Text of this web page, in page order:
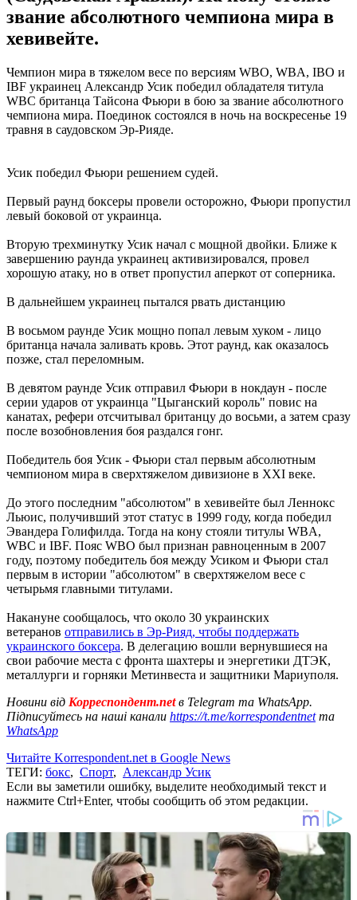
звание абсолютного чемпиона мира в
хевивейте.
Чемпион мира в тяжелом весе по версиям WBO, WBA, IBO и
IBF украинец Александр Усик победил обладателя титула
WBC британца Тайсона Фьюри в бою за звание абсолютного
чемпиона мира. Поединок состоялся в ночь на воскресенье 19
травня в саудовском Эр-Рияде.
Усик победил Фьюри решением судей.
Первый раунд боксеры провели осторожно, Фьюри пропустил
левый боковой от украинца.
Вторую трехминутку Усик начал с мощной двойки. Ближе к
завершению раунда украинец активизировался, провел
хорошую атаку, но в ответ пропустил аперкот от соперника.
В дальнейшем украинец пытался рвать дистанцию
В восьмом раунде Усик мощно попал левым хуком - лицо
британца начала заливать кровь. Этот раунд, как оказалось
позже, стал переломным.
В девятом раунде Усик отправил Фьюри в нокдаун - после
серии ударов от украинца "Цыганский король" повис на
канатах, рефери отсчитывал британцу до восьми, а затем сразу
после возобновления боя раздался гонг.
Победитель боя Усик - Фьюри стал первым абсолютным
чемпионом мира в сверхтяжелом дивизионе в XXI веке.
До этого последним "абсолютом" в хевивейте был Леннокс
Льюис, получивший этот статус в 1999 году, когда победил
Эвандера Голифилда. Тогда на кону стояли титулы WBA,
WBC и IBF. Пояс WBO был признан равноценным в 2007
году, поэтому победитель боя между Усиком и Фьюри стал
первым в истории "абсолютом" в сверхтяжелом весе с
четырьмя главными титулами.
Накануне сообщалось, что около 30 украинских
ветеранов отправились в Эр-Рияд, чтобы поддержать
украинского боксера. В делегацию вошли вернувшиеся на
свои рабочие места с фронта шахтеры и энергетики ДТЭК,
металлурги и горняки Метинвеста и защитники Мариуполя.
Новини від Корреспондент.netв Telegram та WhatsApp.
Підписуйтесь на наші канали https://t.me/korrespondentnetта
WhatsApp
Читайте Korrespondent.net в Google News
ТЕГИ: бокс, Спорт, Александр Усик
Если вы заметили ошибку, выделите необходимый текст и
нажмите Ctrl+Enter, чтобы сообщить об этом редакции.